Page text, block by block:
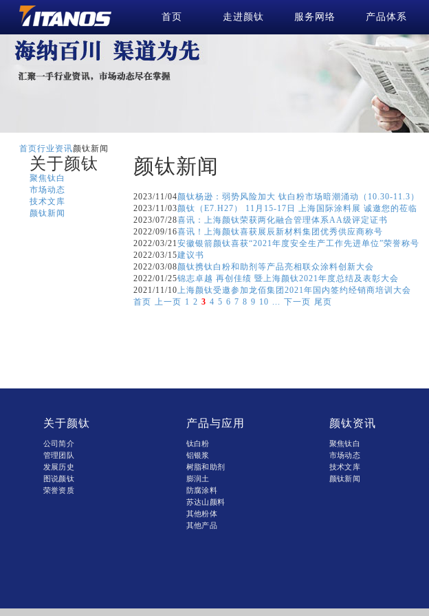
首页 走进颜钛 服务网络 产品体系
首页行业资讯颜钛新闻
关于颜钛
聚焦钛白
市场动态
技术文库
颜钛新闻
颜钛新闻
2023/11/04颜钛杨逊：弱势风险加大 钛白粉市场暗潮涌动（10.30-11.3）
2023/11/03颜钛（E7.H27） 11月15-17日 上海国际涂料展 诚邀您的莅临
2023/07/28喜讯：上海颜钛荣获两化融合管理体系AA级评定证书
2022/09/16喜讯！上海颜钛喜获展辰新材料集团优秀供应商称号
2022/03/21安徽银箭颜钛喜获“2021年度安全生产工作先进单位”荣誉称号
2022/03/15建议书
2022/03/08颜钛携钛白粉和助剂等产品亮相联众涂料创新大会
2022/01/25锦志卓越 再创佳绩 暨上海颜钛2021年度总结及表彰大会
2021/11/10上海颜钛受邀参加龙佰集团2021年国内签约经销商培训大会
首页 上一页 1 2 3 4 5 6 7 8 9 10 ... 下一页 尾页
关于颜钛
公司简介
管理团队
发展历史
图说颜钛
荣誉资质
产品与应用
钛白粉
铝银浆
树脂和助剂
膨润土
防腐涂料
苏达山颜料
其他粉体
其他产品
颜钛资讯
聚焦钛白
市场动态
技术文库
颜钛新闻